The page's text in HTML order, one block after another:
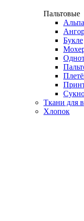
Пальтовые
Букле
Ткани для
Хлопок